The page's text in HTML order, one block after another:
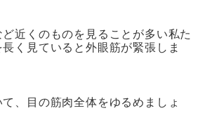
近くのものを見ることが多い私た
く見ていると外眼筋が緊張しま
、目の筋肉全体をゆるめましょ